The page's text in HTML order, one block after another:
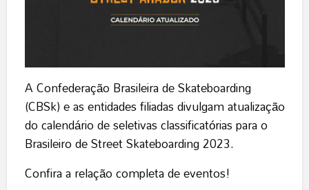
A Confederação Brasileira de Skateboarding
(CBSk) e as entidades filiadas divulgam atualização
do calendário de seletivas classificatórias para o
Brasileiro de Street Skateboarding 2023.
Confira a relação completa de eventos!